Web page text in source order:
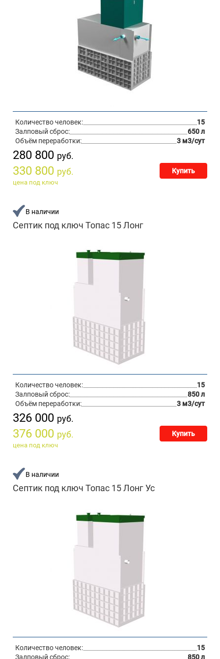
Количество человек:
15
Залповый сброс:
650 л
Объём переработки:
3 м3/сут
280 800 руб.
330 800 руб. Купить
цена под ключ
В наличии
Септик под ключ Топас 15 Лонг
Количество человек:
15
Залповый сброс:
850 л
Объём переработки:
3 м3/сут
326 000 руб.
376 000 руб. Купить
цена под ключ
В наличии
Септик под ключ Топас 15 Лонг Ус
Количество человек:
15
Залповый сброс:
850 л